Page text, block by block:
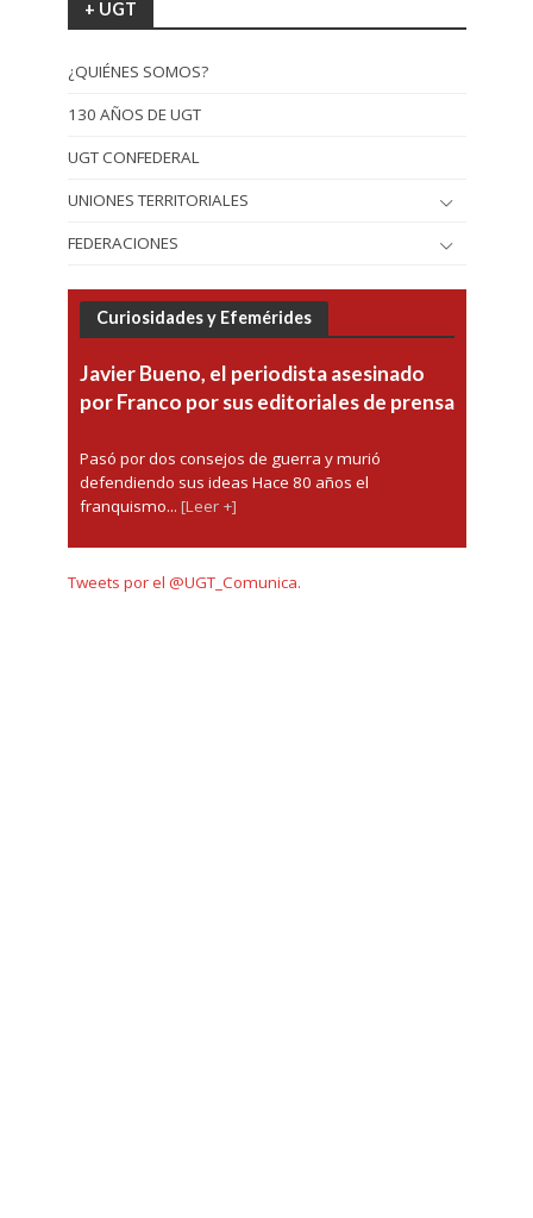
+ UGT
¿QUIÉNES SOMOS?
130 AÑOS DE UGT
UGT CONFEDERAL
UNIONES TERRITORIALES
FEDERACIONES
Curiosidades y Efemérides
Javier Bueno, el periodista asesinado
por Franco por sus editoriales de prensa
Pasó por dos consejos de guerra y murió
defendiendo sus ideas Hace 80 años el
franquismo... [Leer +]
Tweets por el @UGT_Comunica.